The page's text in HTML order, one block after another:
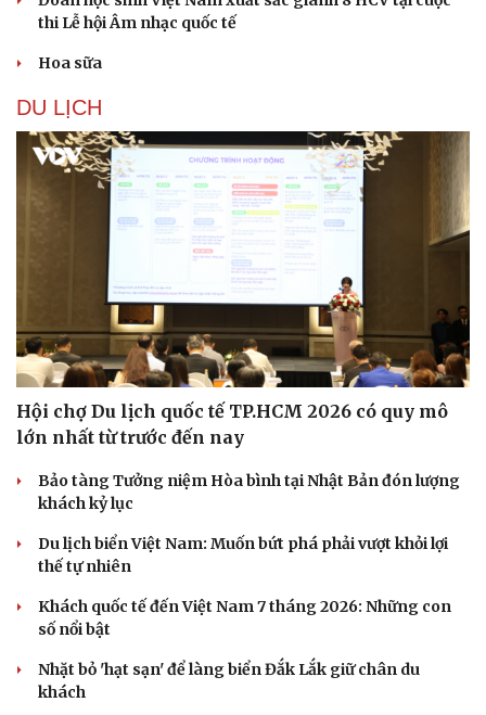
Văn hóa
Văn học
Âm nhạc
Di sản
Sao Việt
thi Lễ hội Âm nhạc quốc tế
Hoa sữa
DU LỊCH
Hội chợ Du lịch quốc tế TP.HCM 2026 có quy mô
lớn nhất từ trước đến nay
Bảo tàng Tưởng niệm Hòa bình tại Nhật Bản đón lượng
khách kỷ lục
Du lịch biển Việt Nam: Muốn bứt phá phải vượt khỏi lợi
thế tự nhiên
Khách quốc tế đến Việt Nam 7 tháng 2026: Những con
số nổi bật
Nhặt bỏ 'hạt sạn' để làng biển Đắk Lắk giữ chân du
khách